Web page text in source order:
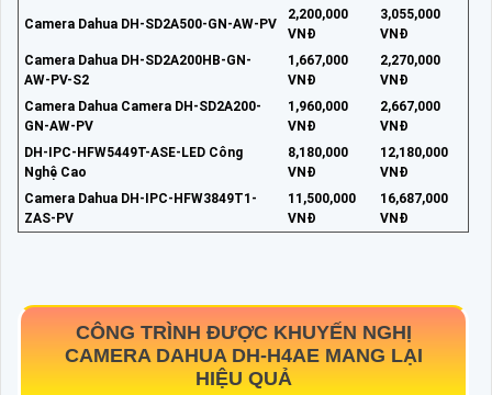
Camera Dahua DH-SD2A500-GN-AW-PV
2,200,000
VNĐ
3,055,000
VNĐ
Camera Dahua DH-SD2A200HB-GN-
AW-PV-S2
1,667,000
VNĐ
2,270,000
VNĐ
Camera Dahua Camera DH-SD2A200-
GN-AW-PV
1,960,000
VNĐ
2,667,000
VNĐ
DH-IPC-HFW5449T-ASE-LED Công
Nghệ Cao
8,180,000
VNĐ
12,180,000
VNĐ
Camera Dahua DH-IPC-HFW3849T1-
ZAS-PV
11,500,000
VNĐ
16,687,000
VNĐ
CÔNG TRÌNH ĐƯỢC KHUYẾN NGHỊ
CAMERA DAHUA DH-H4AE MANG LẠI
HIỆU QUẢ